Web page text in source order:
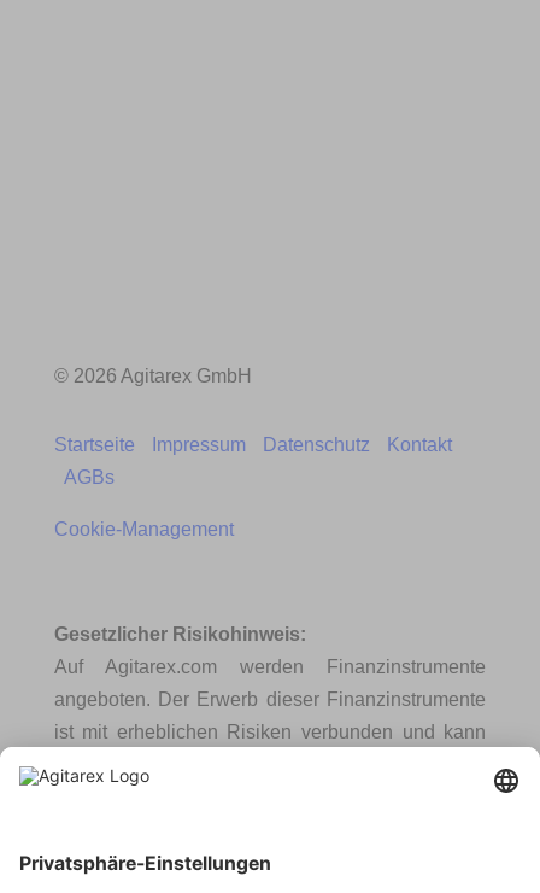
© 2026 Agitarex GmbH
Startseite Impressum Datenschutz
Kontakt
AGBs
Cookie-Management
Gesetzlicher Risikohinweis:
Auf Agitarex.com werden Finanzinstrumente
angeboten. Der Erwerb dieser Finanzinstrumente
ist mit erheblichen Risiken verbunden und kann
zum vollständigen Verlust des eingesetzten
Hinweis gemäß § 3 (2) WpIG: